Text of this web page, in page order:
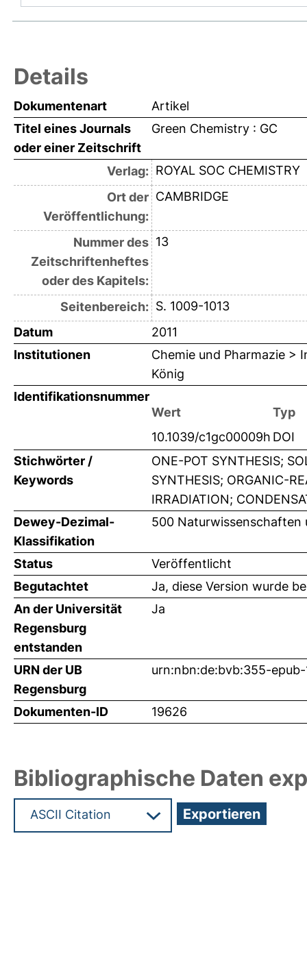
Details
Dokumentenart
Artikel
Titel eines Journals
oder einer Zeitschrift
Green Chemistry : GC
Verlag: ROYAL SOC CHEMISTRY
Ort der
Veröffentlichung:
CAMBRIDGE
Nummer des
Zeitschriftenheftes
oder des Kapitels:
13
Seitenbereich: S. 1009-1013
Datum
2011
Institutionen
Chemie und Pharmazie >
König
Identifikationsnummer
Wert
Typ
10.1039/c1gc00009h DOI
Stichwörter /
Keywords
ONE-POT SYNTHESIS;
SYNTHESIS; ORGANIC-
IRRADIATION;
Dewey-Dezimal-
Klassifikation
500 Naturwissenschaften
Status
Veröffentlicht
Begutachtet
Ja, diese Version wurde
An der Universität
Regensburg
entstanden
Ja
URN der UB
Regensburg
urn:nbn:de:bvb:355-
Dokumenten-ID 19626
Bibliographische Daten